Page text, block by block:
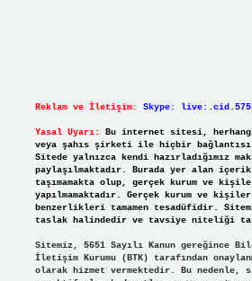
Reklam ve İletişim: Skype:
Yasal Uyarı:
Bu internet sitesi,
veya şahıs şirketi ile hiçbir bağlantısı
Sitede yalnızca kendi hazırladığımız
paylaşılmaktadır. Burada yer alan
taşımamakta olup, gerçek kurum ve
yapılmamaktadır. Gerçek kurum ve
benzerlikleri tamamen tesadüfidir.
taslak halindedir ve tavsiye niteliği
Sitemiz, 5651 Sayılı Kanun gereğince
İletişim Kurumu (BTK) tarafından
olarak hizmet vermektedir. Bu